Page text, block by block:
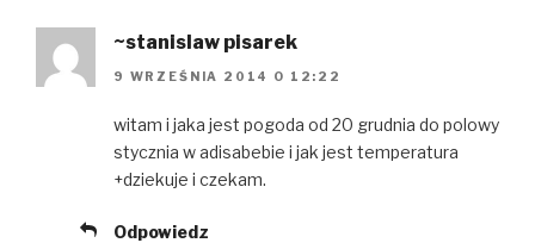
~stanislaw pisarek
9 WRZEŚNIA 2014 O 12:22
witam i jaka jest pogoda od 20 grudnia do polowy
stycznia w adisabebie i jak jest temperatura
+dziekuje i czekam.
Odpowiedz